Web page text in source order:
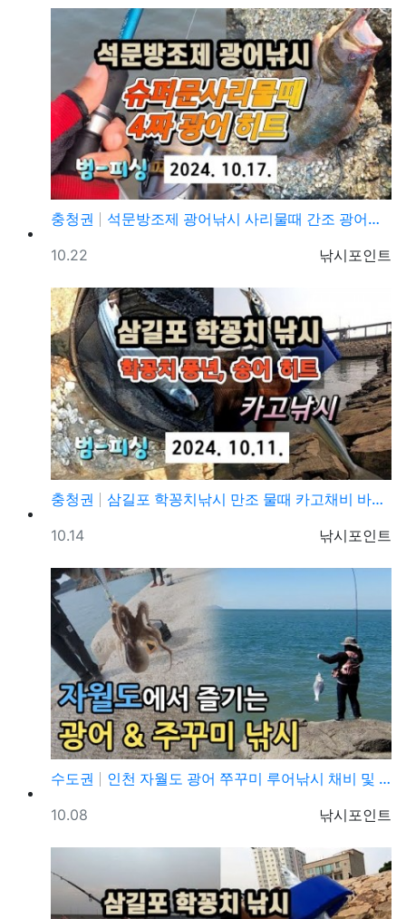
충청권
석문방조제 광어낚시 사리물때 간조 광어루어낚시 조황정보
등록자
낚시포인트
등록일
10.22
충청권
삼길포 학꽁치낚시 만조 물때 카고채비 바다낚시 조황정보
등록자
낚시포인트
등록일
10.14
수도권
인천 자월도 광어 쭈꾸미 루어낚시 채비 및 조황정보
등록자
낚시포인트
등록일
10.08